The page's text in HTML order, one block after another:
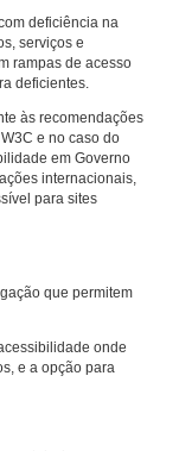
deficiência na
serviços e
rampas de acesso
deficientes.
às recomendações
e no caso do
em Governo
internacionais,
para sites
que permitem
onde
e a opção para